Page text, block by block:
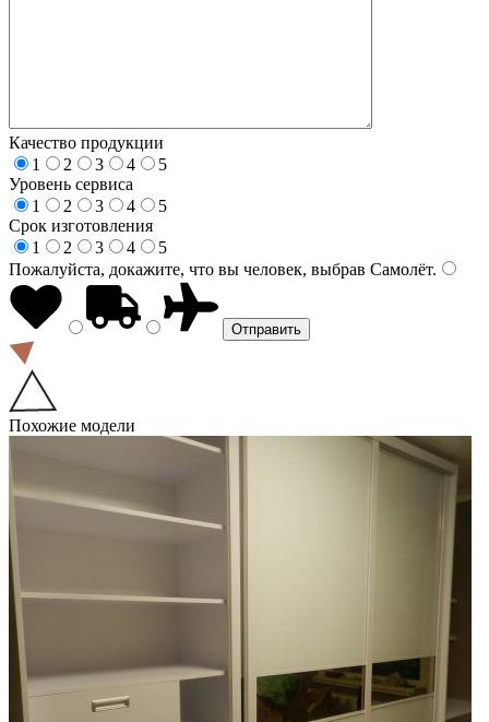
Качество продукции
1
2 3 4
5
Уровень сервиса
1
2 3 4
5
Срок изготовления
1
2 3 4
5
Пожалуйста, докажите, что вы человек, выбрав Самолёт.
Похожие модели